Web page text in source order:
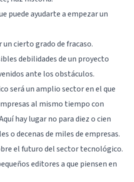
puede ayudarte a empezar un
cierto grado de fracaso.
debilidades de un proyecto
ante los obstáculos.
será un amplio sector en el que
al mismo tiempo con
hay lugar no para diez o cien
o decenas de miles de empresas.
el futuro del sector tecnológico.
editores a que piensen en